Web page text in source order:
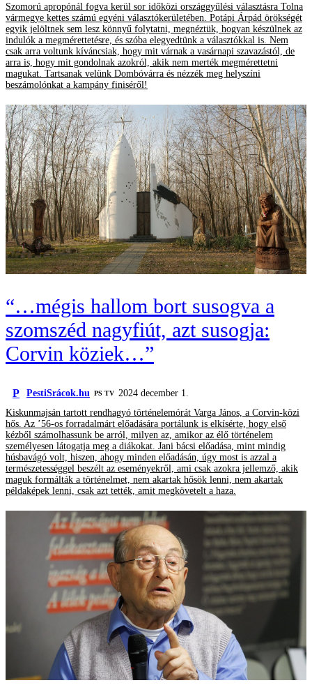
Szomorú apropónál fogva kerül sor időközi országgyűlési választásra Tolna
vármegye kettes számú egyéni választókerületében. Potápi Árpád örökségét
egyik jelöltnek sem lesz könnyű folytatni, megnéztük, hogyan készülnek az
indulók a megmérettetésre, és szóba elegyedtünk a választókkal is. Nem
csak arra voltunk kíváncsiak, hogy mit várnak a vasárnapi szavazástól, de
arra is, hogy mit gondolnak azokról, akik nem merték megmérettetni
magukat. Tartsanak velünk Dombóvárra és nézzék meg helyszíni
beszámolónkat a kampány finiséről!
“…mégis hallom bort susogva a
szomszéd nagyfiút, azt susogja:
Corvin köziek…”
P PestiSrácok.hu PS TV
2024 december 1.
Kiskunmajsán tartott rendhagyó történelemórát Varga János, a Corvin-közi
hős. Az ’56-os forradalmárt előadására portálunk is elkísérte, hogy első
kézből számolhassunk be arról, milyen az, amikor az élő történelem
személyesen látogatja meg a diákokat. Jani bácsi előadása, mint mindig
húsbavágó volt, hiszen, ahogy minden előadásán, úgy most is azzal a
természetességgel beszélt az eseményekről, ami csak azokra jellemző, akik
maguk formálták a történelmet, nem akartak hősök lenni, nem akartak
példaképek lenni, csak azt tették, amit megkövetelt a haza.